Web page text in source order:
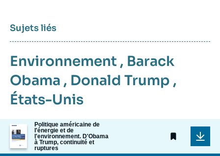
Sujets liés
Environnement , Barack
Obama , Donald Trump ,
États-Unis
Image
de
couverture
de
Politique américaine de
l'énergie et de
l'environnement. D'Obama
à Trump, continuité et
ruptures